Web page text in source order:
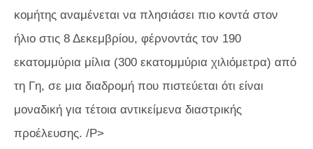
κομήτης αναμένεται να πλησιάσει πιο κοντά στον
ήλιο στις 8 Δεκεμβρίου, φέρνοντάς τον 190
εκατομμύρια μίλια (300 εκατομμύρια χιλιόμετρα) από
τη Γη, σε μια διαδρομή που πιστεύεται ότι είναι
μοναδική για τέτοια αντικείμενα διαστρικής
προέλευσης. /P>